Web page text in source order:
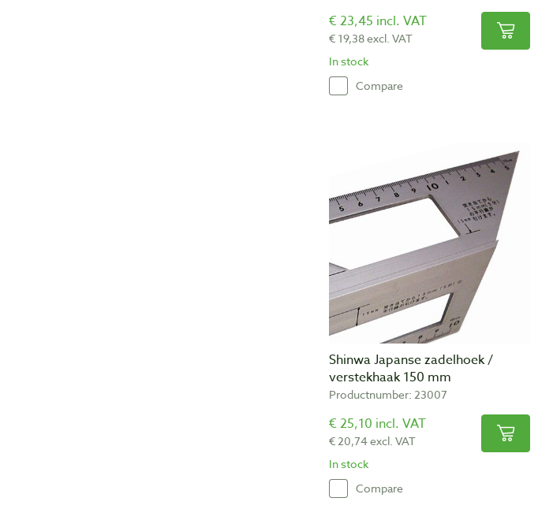
€ 23,45 incl. VAT
€ 19,38 excl. VAT
In stock
Compare
Shinwa Japanse zadelhoek /
verstekhaak 150 mm
Productnumber: 23007
€ 25,10 incl. VAT
€ 20,74 excl. VAT
In stock
Compare